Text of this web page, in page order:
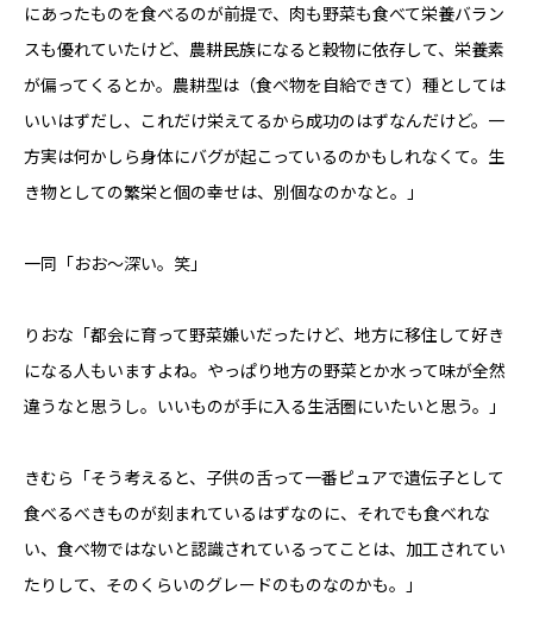
にあったものを食べるのが前提で、肉も野菜も食べて栄養バラン
スも優れていたけど、農耕民族になると穀物に依存して、栄養素
が偏ってくるとか。農耕型は（食べ物を自給できて）種としては
いいはずだし、これだけ栄えてるから成功のはずなんだけど。一
方実は何かしら身体にバグが起こっているのかもしれなくて。生
き物としての繁栄と個の幸せは、別個なのかなと。」
一同「おお〜深い。笑」
りおな「都会に育って野菜嫌いだったけど、地方に移住して好き
になる人もいますよね。やっぱり地方の野菜とか水って味が全然
違うなと思うし。いいものが手に入る生活圏にいたいと思う。」
きむら「そう考えると、子供の舌って一番ピュアで遺伝子として
食べるべきものが刻まれているはずなのに、それでも食べれな
い、食べ物ではないと認識されているってことは、加工されてい
たりして、そのくらいのグレードのものなのかも。」